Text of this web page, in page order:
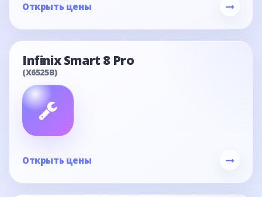
Открыть цены
Infinix Smart 8 Pro
(X6525B)
Открыть цены